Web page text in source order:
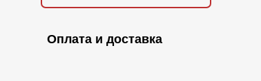
Оплата и доставка